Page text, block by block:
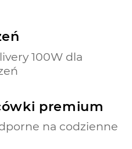
100W dla
premium
na codzienne